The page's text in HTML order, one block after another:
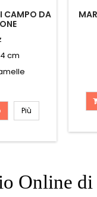
CAMPO DA
cm
Più
Online di